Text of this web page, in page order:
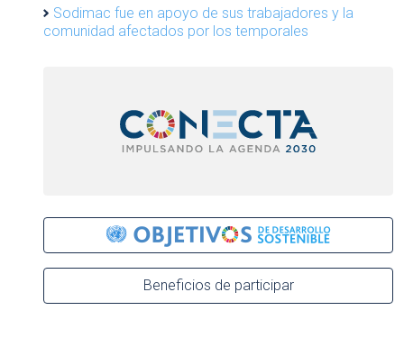
Sodimac fue en apoyo de sus trabajadores y la
comunidad afectados por los temporales
Beneficios de participar